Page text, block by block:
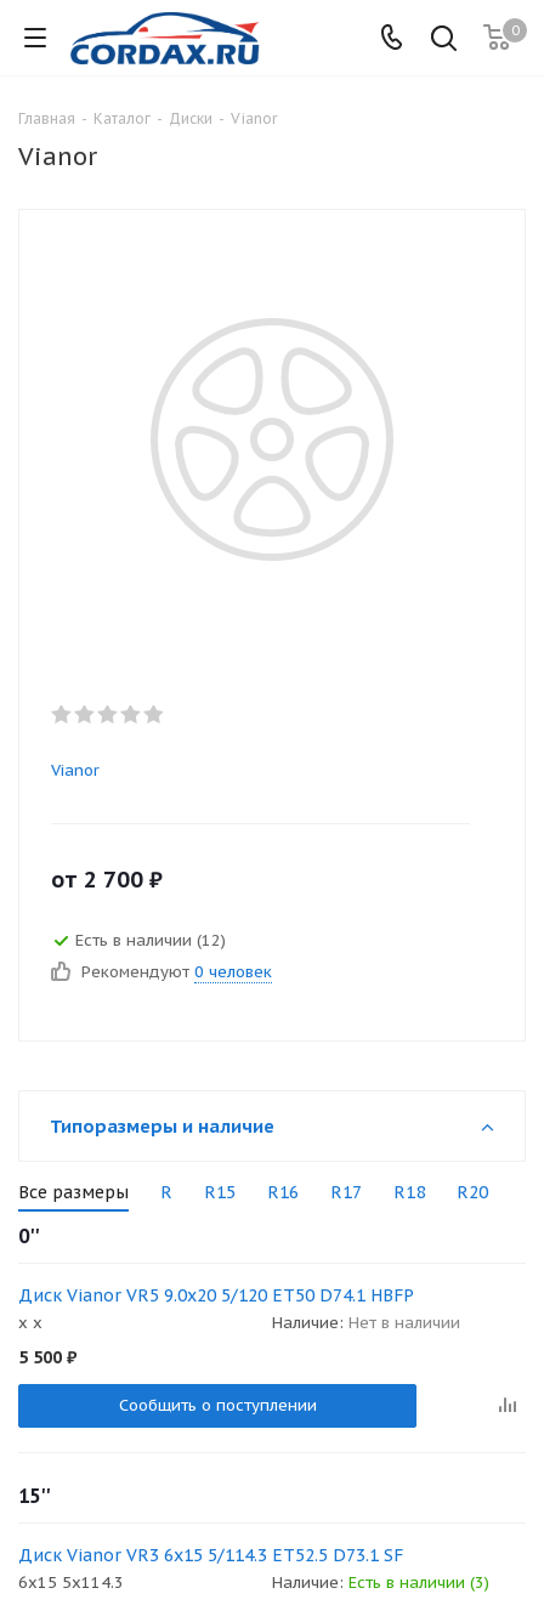
0
Главная - Каталог - Диски - Vianor
Vianor
Vianor
от 2 700 ₽
Есть в наличии (12)
Рекомендуют 0 человек
Типоразмеры и наличие
Все размеры R R15 R16 R17 R18 R20
0''
Диск Vianor VR5 9.0x20 5/120 ET50 D74.1 HBFP
x x Наличие: Нет в наличии
5 500 ₽
Сообщить о поступлении
15''
Диск Vianor VR3 6x15 5/114.3 ET52.5 D73.1 SF
6x15 5x114.3 Наличие: Есть в наличии (3)